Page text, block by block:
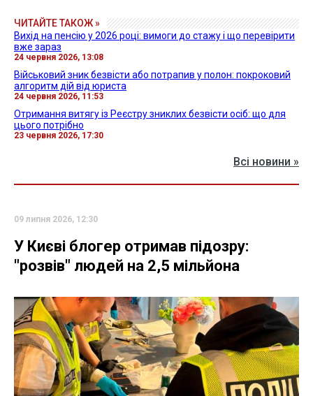
ЧИТАЙТЕ ТАКОЖ »
Вихід на пенсію у 2026 році: вимоги до стажу і що перевірити
вже зараз
24 червня 2026, 13:08
Військовий зник безвісти або потрапив у полон: покроковий
алгоритм дій від юриста
24 червня 2026, 11:53
Отримання витягу із Реєстру зниклих безвісти осіб: що для
цього потрібно
23 червня 2026, 17:30
Всі новини »
09 липня 2026, 12:30
У Києві блогер отримав підозру:
"розвів" людей на 2,5 мільйона